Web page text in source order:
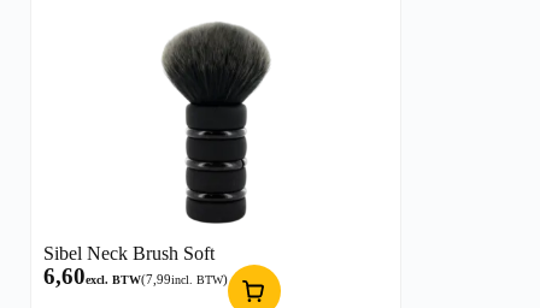
Sibel Neck Brush Soft
6,60excl. BTW(7,99incl. BTW)